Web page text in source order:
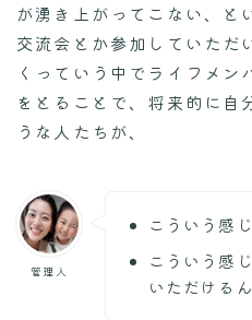
が湧き上がってこない、と
交流会とか参加していただ
くっていう中でライフメン
をとることで、将来的に自
うな人たちが、
管理人
こういう感
こういう感
いただける